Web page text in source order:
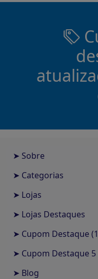
➤ Sobre
➤ Categorias
➤ Lojas
➤ Lojas Destaques
➤ Cupom Destaque
➤ Cupom Destaque 5
➤ Blog